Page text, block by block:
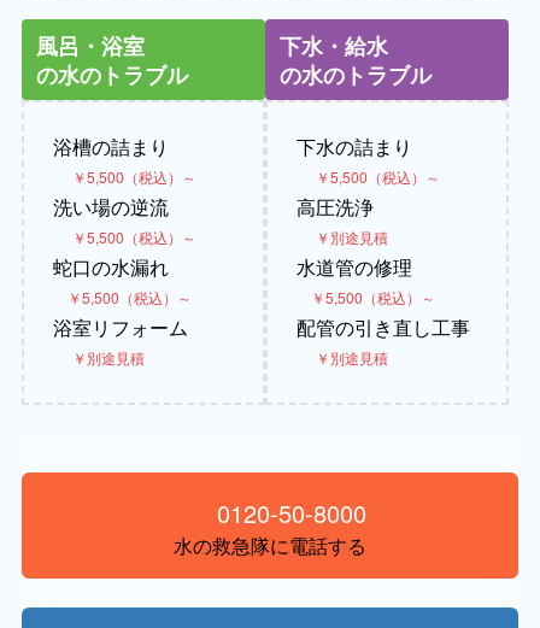
風呂・浴室
の水のトラブル
浴槽の詰まり
￥5,500（税込）～
洗い場の逆流
￥5,500（税込）～
蛇口の水漏れ
￥5,500（税込）～
浴室リフォーム
￥別途見積
下水・給水
の水のトラブル
下水の詰まり
￥5,500（税込）～
高圧洗浄
￥別途見積
水道管の修理
￥5,500（税込）～
配管の引き直し工事
￥別途見積
0120-50-8000
水の救急隊に電話する